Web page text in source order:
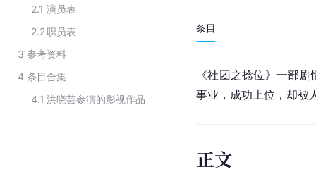
2.1 演员表
2.2职员表
3 参考资料
4 条目合集
4.1 洪晓芸参演的影视作品
条目
《社团之捻位》一部
事业，成功上位，却被
正文